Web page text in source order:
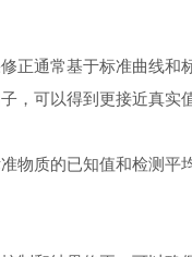
通常基于标准曲线和
，可以得到更接近真实
质的已知值和检测平